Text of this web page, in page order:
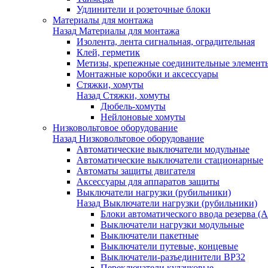
Удлинители и розеточные блоки
Материалы для монтажа
Назад Материалы для монтажа
Изолента, лента сигнальная, оградительная
Клей, герметик
Метизы, крепежные соединительные
Монтажные коробки и аксессуары
Стяжки, хомуты
Назад Стяжки, хомуты
Дюбель-хомуты
Нейлоновые хомуты
Низковольтовое оборудование
Назад Низковольтовое оборудование
Автоматические выключатели модульные
Автоматические выключатели стационарные
Автоматы защиты двигателя
Аксессуары для аппаратов защиты
Выключатели нагрузки (рубильники)
Назад Выключатели нагрузки (рубильники)
Блоки автоматического ввода резерва
Выключатели нагрузки модульные
Выключатели пакетные
Выключатели путевые, концевые
Выключатели-разъединители ВР32